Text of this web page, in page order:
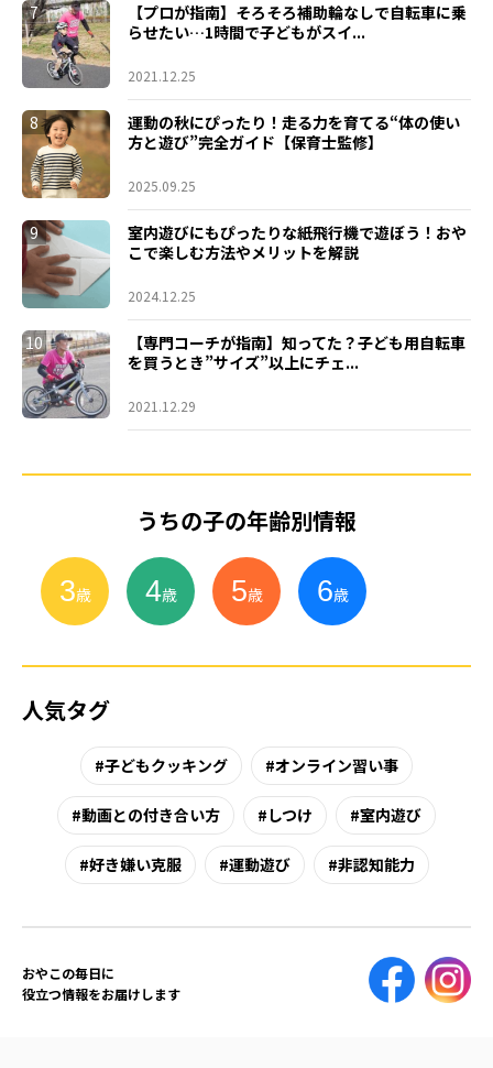
7
【プロが指南】そろそろ補助輪なしで自転車に乗
らせたい…1時間で子どもがスイ...
2021.12.25
8
運動の秋にぴったり！走る力を育てる“体の使い
方と遊び”完全ガイド【保育士監修】
2025.09.25
9
室内遊びにもぴったりな紙飛行機で遊ぼう！おや
こで楽しむ方法やメリットを解説
2024.12.25
10
【専門コーチが指南】知ってた？子ども用自転車
を買うとき”サイズ”以上にチェ...
2021.12.29
うちの子の年齢別情報
3歳 4歳 5歳 6歳
人気タグ
子どもクッキング オンライン習い事
動画との付き合い方 しつけ 室内遊び
好き嫌い克服 運動遊び 非認知能力
おやこの毎日に
役立つ情報をお届けします